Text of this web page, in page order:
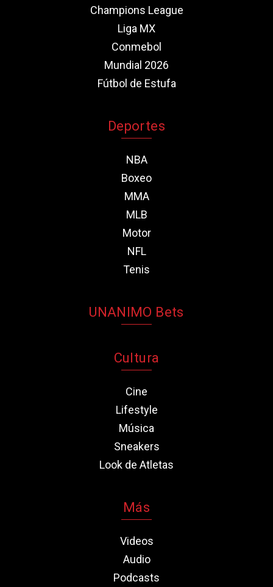
Champions League
Liga MX
Conmebol
Mundial 2026
Fútbol de Estufa
Deportes
NBA
Boxeo
MMA
MLB
Motor
NFL
Tenis
UNANIMO Bets
Cultura
Cine
Lifestyle
Música
Sneakers
Look de Atletas
Más
Videos
Audio
Podcasts